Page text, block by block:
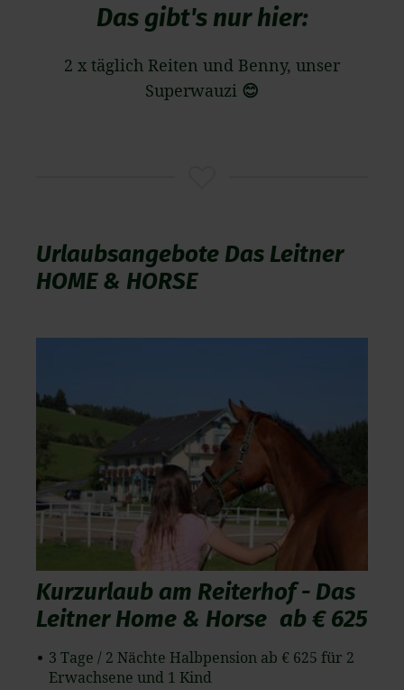
Das gibt's nur hier:
2 x täglich Reiten und Benny, unser
Superwauzi 😊
Urlaubsangebote Das Leitner
HOME & HORSE
Kurzurlaub am Reiterhof - Das
Leitner Home & Horse ab € 625
3 Tage / 2 Nächte Halbpension ab € 625 für 2
Erwachsene und 1 Kind